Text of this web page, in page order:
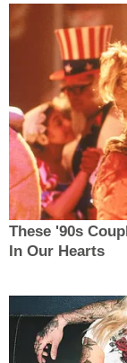
These '90s
In Our Hearts